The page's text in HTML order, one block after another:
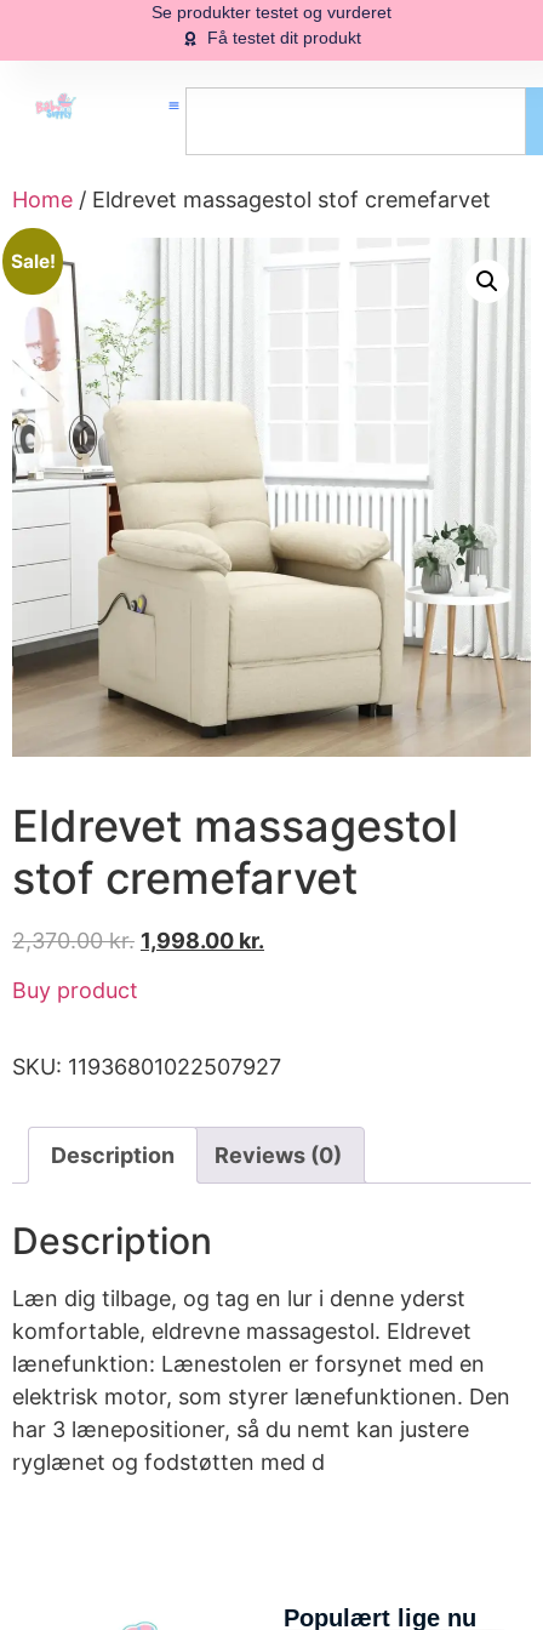
Se produkter testet og vurderet
Få testet dit produkt
Home / Eldrevet massagestol stof cremefarvet
Sale!
Eldrevet massagestol
stof cremefarvet
2,370.00kr. 1,998.00 kr.
Buy product
SKU: 11936801022507927
Description Reviews (0)
Description
Læn dig tilbage, og tag en lur i denne yderst
komfortable, eldrevne massagestol. Eldrevet
lænefunktion: Lænestolen er forsynet med en
elektrisk motor, som styrer lænefunktionen. Den
har 3 lænepositioner, så du nemt kan justere
ryglænet og fodstøtten med d
Populært lige nu